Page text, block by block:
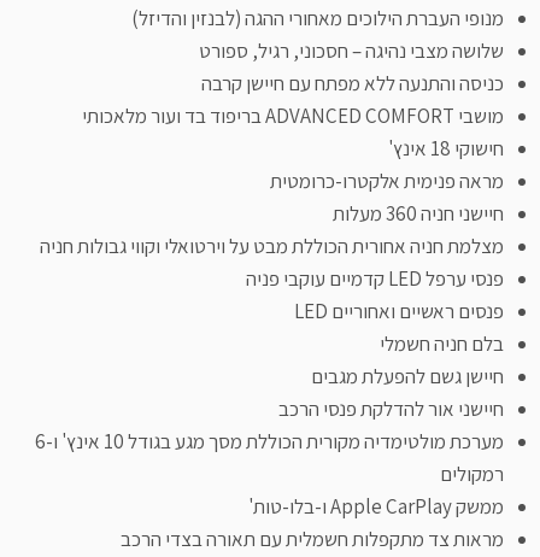
מנופי העברת הילוכים מאחורי ההגה (לבנזין והדיזל)
שלושה מצבי נהיגה – חסכוני, רגיל, ספורט
כניסה והתנעה ללא מפתח עם חיישן קרבה
מושבי ADVANCED COMFORT בריפוד בד ועור מלאכותי
חישוקי 18 אינץ'
מראה פנימית אלקטרו-כרומטית
חיישני חניה 360 מעלות
מצלמת חניה אחורית הכוללת מבט על וירטואלי וקווי גבולות חניה
פנסי ערפל LED קדמיים עוקבי פניה
פנסים ראשיים ואחוריים LED
בלם חניה חשמלי
חיישן גשם להפעלת מגבים
חיישני אור להדלקת פנסי הרכב
מערכת מולטימדיה מקורית הכוללת מסך מגע בגודל 10 אינץ' ו-6
רמקולים
ממשק Apple CarPlay ו-בלו-טות'
מראות צד מתקפלות חשמלית עם תאורה בצדי הרכב